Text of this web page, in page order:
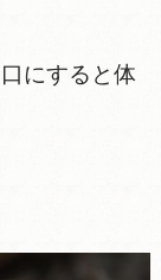
にすると体